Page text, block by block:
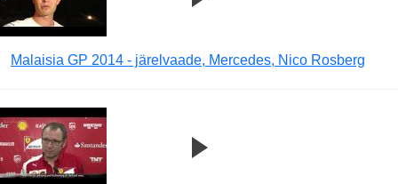
Malaisia GP 2014 - järelvaade, Mercedes, Nico Rosberg